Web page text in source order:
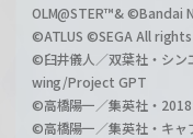
OLM@STER™& ©Bandai
©ATLUS ©SEGA All
©臼井儀人／双葉社・シ
wing/Project GPT
©高橋陽一／集英社・
©高橋陽一／集英社・キャ